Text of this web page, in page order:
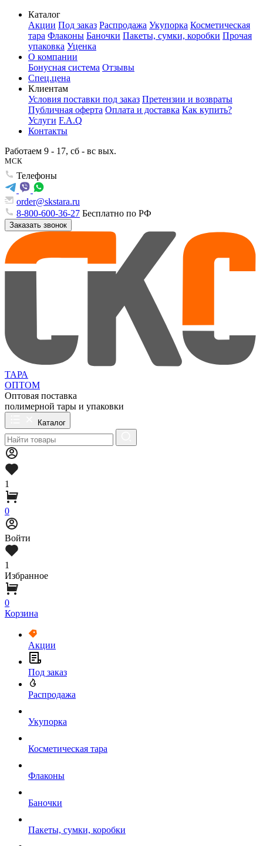
Каталог
Акции Под заказ Распродажа Укупорка Косметическая
тара Флаконы Баночки Пакеты, сумки, коробки Прочая
упаковка Уценка
О компании
Бонусная система Отзывы
Спец.цена
Клиентам
Условия поставки под заказ Претензии и возвраты
Публичная оферта Оплата и доставка Как купить?
Услуги F.A.Q
Контакты
Работаем 9 - 17, сб - вс вых.
МСК
Телефоны
order@skstara.ru
8-800-600-36-27 Бесплатно по РФ
Заказать звонок
ТАРА
ОПТОМ
Оптовая поставка
полимерной тары и упаковки
Каталог
1
0
Войти
1
Избранное
0
Корзина
Акции
Под заказ
Распродажа
Укупорка
Косметическая тара
Флаконы
Баночки
Пакеты, сумки, коробки